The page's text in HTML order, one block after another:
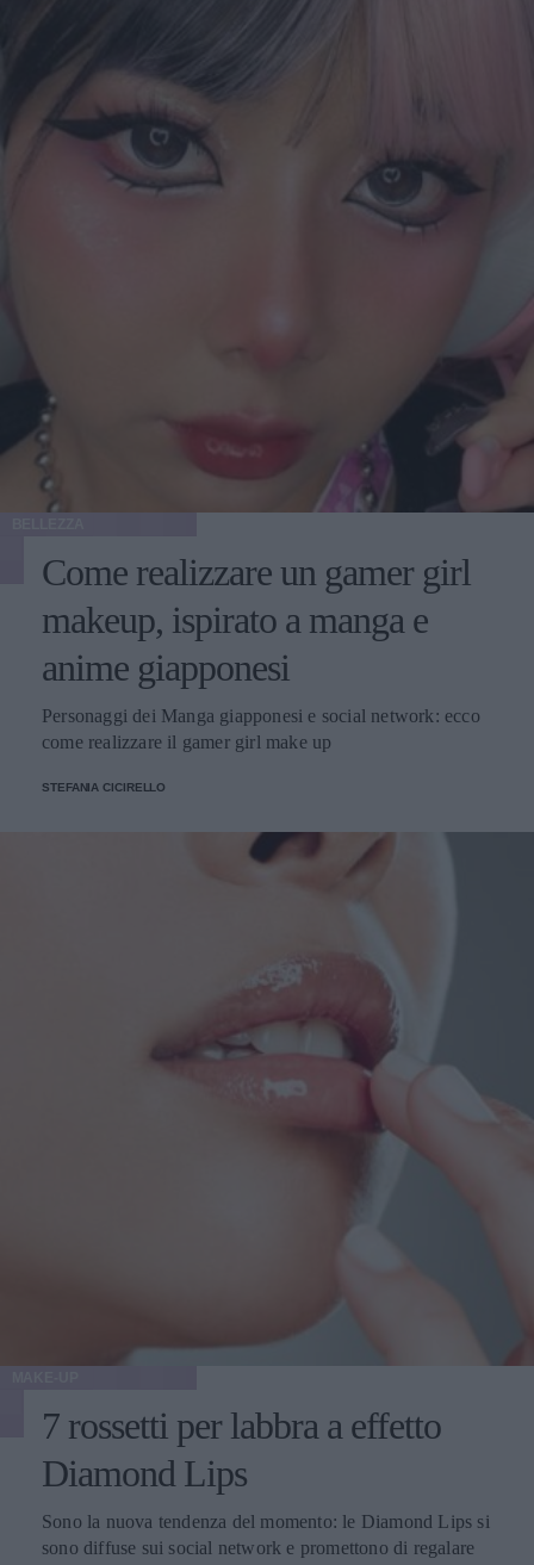
Come realizzare un gamer girl
makeup, ispirato a manga e
anime giapponesi
Personaggi dei Manga giapponesi e social network: ecco
come realizzare il gamer girl make up
STEFANIA CICIRELLO
7 rossetti per labbra a effetto
Diamond Lips
Sono la nuova tendenza del momento: le Diamond Lips si
sono diffuse sui social network e promettono di regalare